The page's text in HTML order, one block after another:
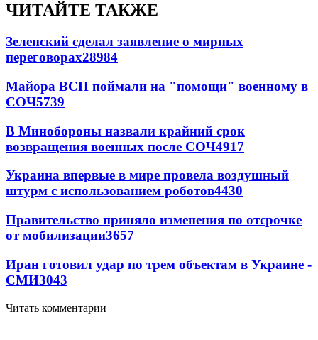
ЧИТАЙТЕ ТАКЖЕ
Зеленский сделал заявление о мирных
переговорах28984
Майора ВСП поймали на "помощи" военному в
СОЧ5739
В Минобороны назвали крайний срок
возвращения военных после СОЧ4917
Украина впервые в мире провела воздушный
штурм с использованием роботов4430
Правительство приняло изменения по отсрочке
от мобилизации3657
Иран готовил удар по трем объектам в Украине -
СМИ3043
Читать комментарии